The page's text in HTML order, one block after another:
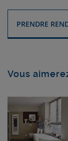
PRENDRE
Vous